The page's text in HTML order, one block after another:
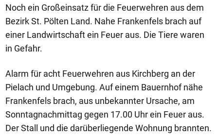
Noch ein Großeinsatz für die Feuerwehren aus dem
Bezirk St. Pölten Land. Nahe Frankenfels brach auf
einer Landwirtschaft ein Feuer aus. Die Tiere waren
in Gefahr.
Alarm für acht Feuerwehren aus Kirchberg an der
Pielach und Umgebung. Auf einem Bauernhof nähe
Frankenfels brach, aus unbekannter Ursache, am
Sonntagnachmittag gegen 17.00 Uhr ein Feuer aus.
Der Stall und die darüberliegende Wohnung brannten.